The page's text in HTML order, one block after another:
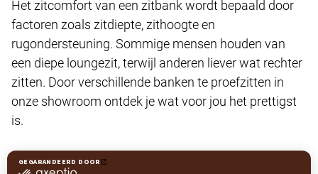
Het zitcomfort van een zitbank wordt bepaald door
factoren zoals zitdiepte, zithoogte en
rugondersteuning. Sommige mensen houden van
een diepe loungezit, terwijl anderen liever wat rechter
zitten. Door verschillende banken te proefzitten in
onze showroom ontdek je wat voor jou het prettigst
is.
Stoffen of leren bekleding